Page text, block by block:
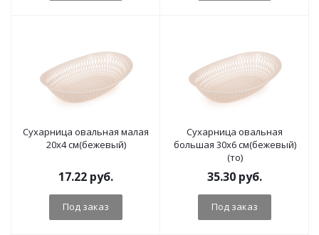
Сухарница овальная малая
20х4 см(бежевый)
17.22 руб.
Под заказ
Сухарница овальная
большая 30х6 см(бежевый)
(то)
35.30 руб.
Под заказ